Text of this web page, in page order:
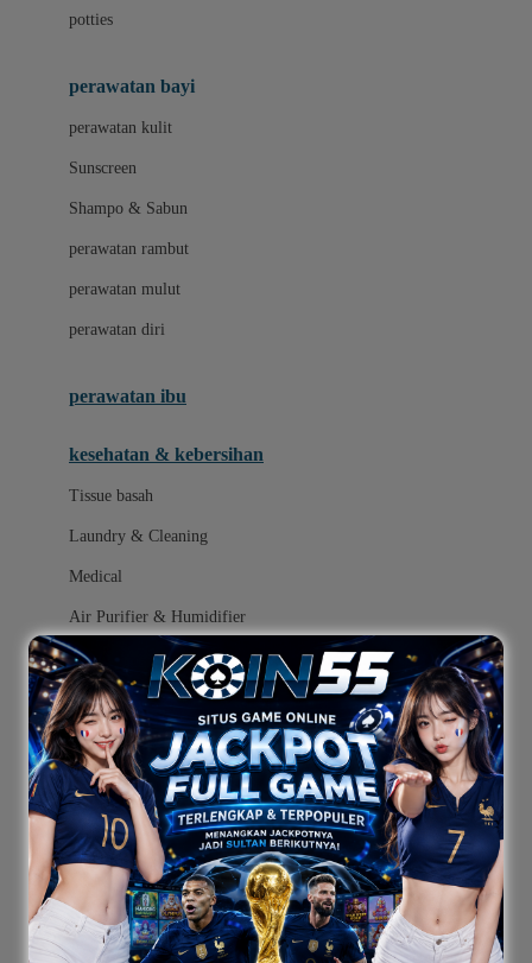
London Taxi
Love To Dream
MATCHBOX
MiaMily
Mimi & Lula
Mini Monkey
Moby
Momama
Momami
Momcozy
Monster Jam
Mooimom
Mothercare
potties
perawatan bayi
perawatan kulit
Sunscreen
Shampo & Sabun
perawatan rambut
perawatan mulut
perawatan diri
perawatan ibu
kesehatan & kebersihan
Tissue basah
Laundry & Cleaning
Medical
Air Purifier & Humidifier
popok
mainan
ayunan dan walker bayi
alas bermain anak bayi
mainan anak bayi
mothercare toys